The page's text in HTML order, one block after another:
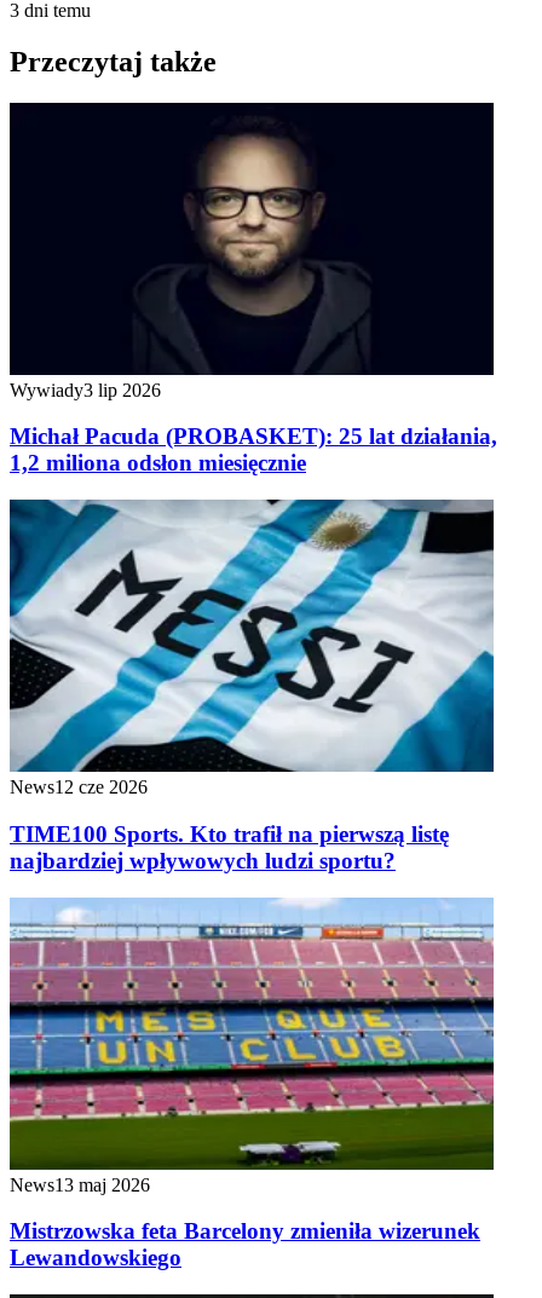
3 dni temu
Przeczytaj także
Wywiady3 lip 2026
Michał Pacuda (PROBASKET): 25 lat działania,
1,2 miliona odsłon miesięcznie
News12 cze 2026
TIME100 Sports. Kto trafił na pierwszą listę
najbardziej wpływowych ludzi sportu?
News13 maj 2026
Mistrzowska feta Barcelony zmieniła wizerunek
Lewandowskiego